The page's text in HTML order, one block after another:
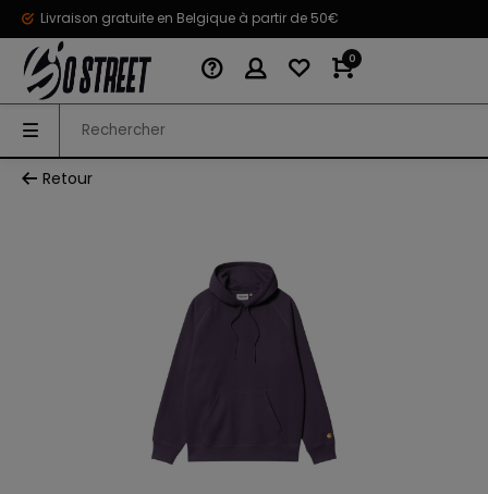
Livraison gratuite en Belgique à partir de 50€
0
Retour